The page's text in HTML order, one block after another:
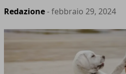
Redazione- febbraio 29, 2024